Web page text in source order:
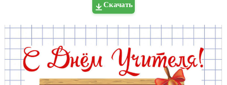
Скачать